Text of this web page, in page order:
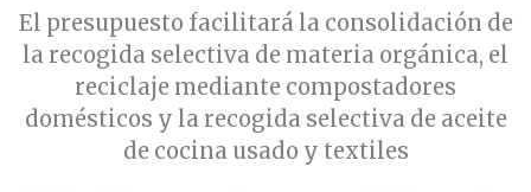
El presupuesto facilitará la consolidación de
la recogida selectiva de materia orgánica, el
reciclaje mediante compostadores
domésticos y la recogida selectiva de aceite
de cocina usado y textiles